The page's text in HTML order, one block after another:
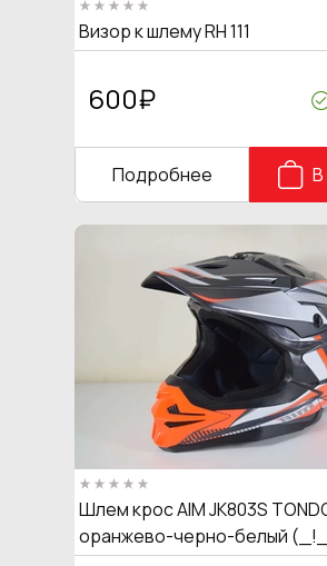
Визор к шлему RH 111
600₽
Подробнее В
Шлем крос AIM JK803S
оранжево-черно-белый